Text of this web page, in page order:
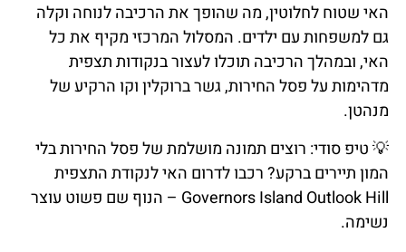
האי שטוח לחלוטין, מה שהופך את הרכיבה לנוחה וקלה
גם למשפחות עם ילדים. המסלול המרכזי מקיף את כל
האי, ובמהלך הרכיבה תוכלו לעצור בנקודות תצפית
מדהימות על פסל החירות, גשר ברוקלין וקו הרקיע של
מנהטן.
💡טיפסודי: רוצים תמונה מושלמת של פסל החירות בלי
המון תיירים ברקע? רכבו לדרום האי לנקודת התצפית
Governors Island Outlook Hill – הנוף שם פשוט עוצר
נשימה.